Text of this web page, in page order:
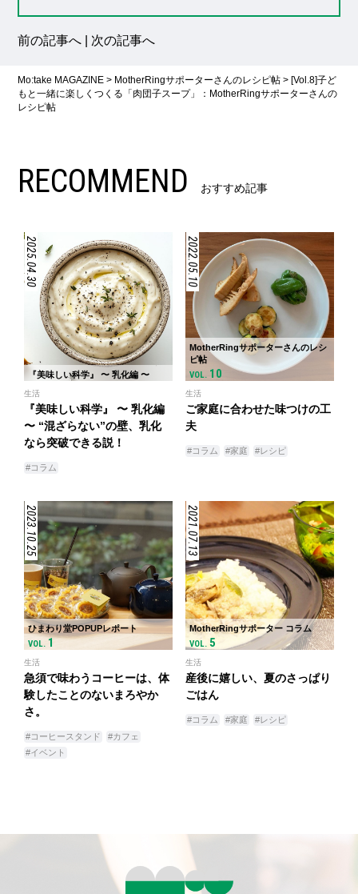
前の記事へ 次の記事へ
Mo:take MAGAZINE > MotherRingサポーターさんのレシピ帖 > [Vol.8]子ど
もと一緒に楽しくつくる「肉団子スープ」：MotherRingサポーターさんの
レシピ帖
RECOMMEND おすすめ記事
2025.04.30
『美味しい科学』 〜 乳化編 〜
生活
『美味しい科学』 〜 乳化編
〜 “混ざらない”の壁、乳化
なら突破できる説！
#コラム
2022.05.10
MotherRingサポーターさんのレシ
ピ帖
VOL. 10
生活
ご家庭に合わせた味つけの工
夫
#コラム #家庭 #レシピ
2023.10.25
ひまわり堂POPUPレポート
VOL. 1
生活
急須で味わうコーヒーは、体
験したことのないまろやか
さ。
#コーヒースタンド
#カフェ
#イベント
2021.07.13
MotherRingサポーター コラム
VOL.5
生活
産後に嬉しい、夏のさっぱり
ごはん
#コラム #家庭 #レシピ